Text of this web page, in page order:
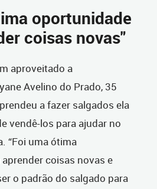
oportunidade
coisas novas"
aproveitado a
Avelino do Prado, 35
a fazer salgados ela
vendê-los para ajudar no
“Foi uma ótima
coisas novas e
o padrão do salgado para